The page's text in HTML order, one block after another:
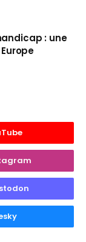
: une